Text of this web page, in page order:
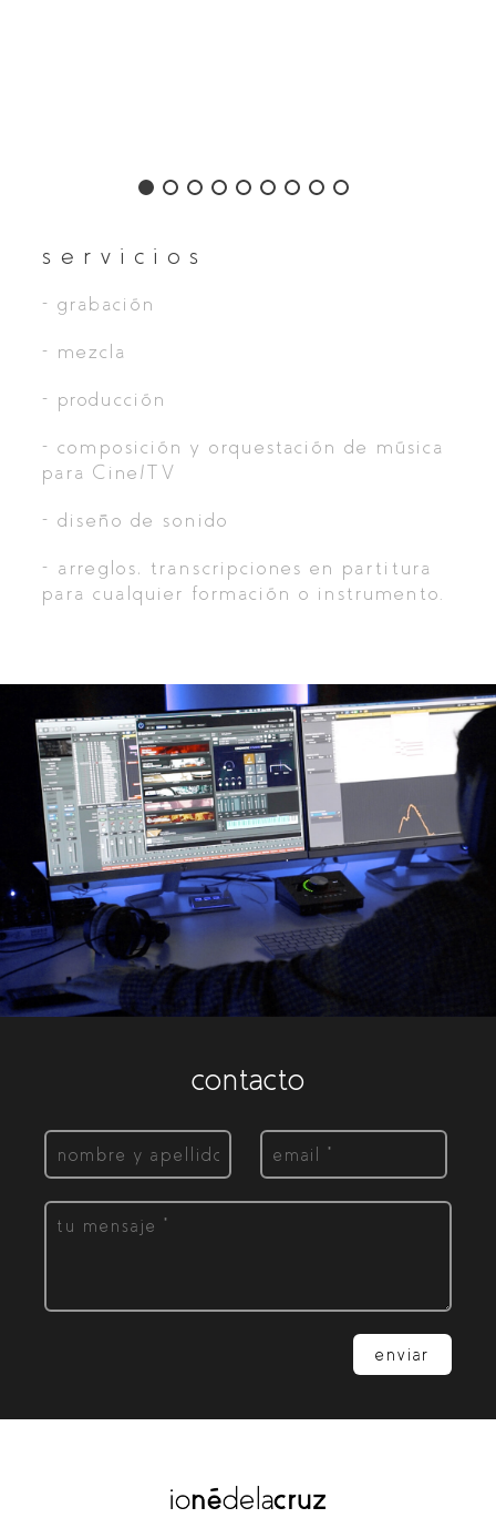
servicios
- grabación
- mezcla
- producción
- composición y orquestación de música
para Cine/TV
- diseño de sonido
- arreglos, transcripciones en partitura
para cualquier formación o instrumento.
contacto